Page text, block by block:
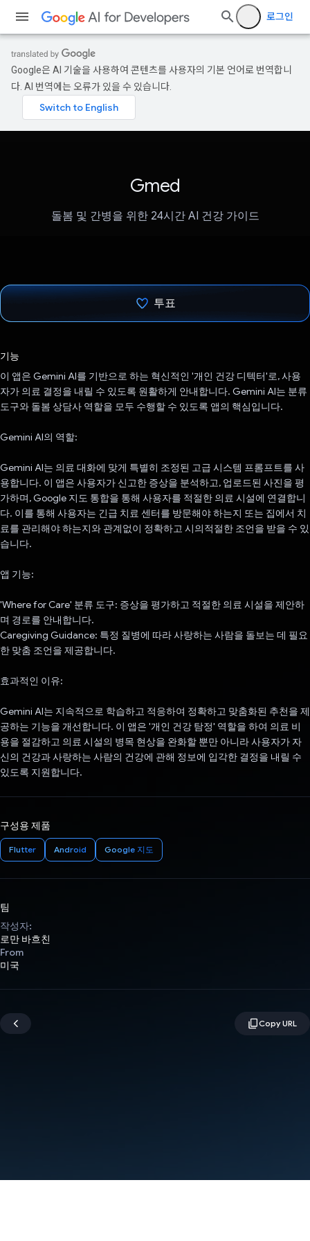
로그인
Google은 AI 기술을 사용하여 콘텐츠를 사용자의 기본 언어로 번역합니
다. AI 번역에는 오류가 있을 수 있습니다.
Gmed
돌봄 및 간병을 위한 24시간 AI 건강 가이드
투표
기능
이 앱은 Gemini AI를 기반으로 하는 혁신적인 '개인 건강 디텍터'로, 사용
자가 의료 결정을 내릴 수 있도록 원활하게 안내합니다. Gemini AI는 분류
도구와 돌봄 상담사 역할을 모두 수행할 수 있도록 앱의 핵심입니다.
Gemini AI의 역할:
Gemini AI는 의료 대화에 맞게 특별히 조정된 고급 시스템 프롬프트를 사
용합니다. 이 앱은 사용자가 신고한 증상을 분석하고, 업로드된 사진을 평
가하며, Google 지도 통합을 통해 사용자를 적절한 의료 시설에 연결합니
다. 이를 통해 사용자는 긴급 치료 센터를 방문해야 하는지 또는 집에서 치
료를 관리해야 하는지와 관계없이 정확하고 시의적절한 조언을 받을 수 있
습니다.
앱 기능:
'Where for Care' 분류 도구: 증상을 평가하고 적절한 의료 시설을 제안하
며 경로를 안내합니다.
Caregiving Guidance: 특정 질병에 따라 사랑하는 사람을 돌보는 데 필요
한 맞춤 조언을 제공합니다.
효과적인 이유:
Gemini AI는 지속적으로 학습하고 적응하여 정확하고 맞춤화된 추천을 제
공하는 기능을 개선합니다. 이 앱은 '개인 건강 탐정' 역할을 하여 의료 비
용을 절감하고 의료 시설의 병목 현상을 완화할 뿐만 아니라 사용자가 자
신의 건강과 사랑하는 사람의 건강에 관해 정보에 입각한 결정을 내릴 수
있도록 지원합니다.
구성용 제품
Flutter Android Google 지도
팀
작성자:
로만 바흐친
From
미국